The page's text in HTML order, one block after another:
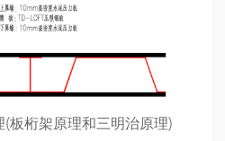
(板桁架原理和三明治原理)